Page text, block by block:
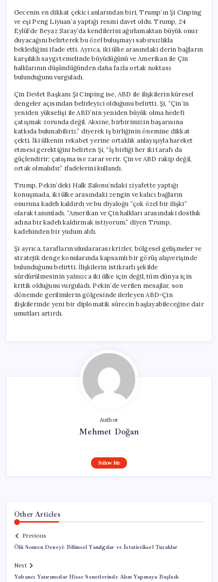
Gecenin en dikkat çekici anlarından biri, Trump’ın Şi Cinping
ve eşi Peng Liyuan’a yaptığı resmi davet oldu. Trump, 24
Eylül’de Beyaz Saray’da kendilerini ağırlamaktan büyük onur
duyacağını belirterek bu özel buluşmayı sabırsızlıkla
beklediğini ifade etti. Ayrıca, iki ülke arasındaki derin bağların
karşılıklı saygı temelinde büyüdüğünü ve Amerikan ile Çin
halklarının düşündüğünden daha fazla ortak noktası
bulunduğunu vurguladı.
Çin Devlet Başkanı Şi Cinping ise, ABD ile ilişkilerin küresel
dengeler açısından belirleyici olduğunu belirtti. Şi, “Çin’in
yeniden yükselişi ile ABD’nin yeniden büyük olma hedefi
çatışmak zorunda değil. Aksine, birbirimizin başarısına
katkıda bulunabiliriz.” diyerek iş birliğinin önemine dikkat
çekti. İki ülkenin rekabet yerine ortaklık anlayışıyla hareket
etmesi gerektiğini belirten Şi, “İş birliği her iki tarafı da
güçlendirir; çatışma ise zarar verir. Çin ve ABD rakip değil,
ortak olmalıdır.” ifadelerini kullandı.
Trump, Pekin’deki Halk Salonu’ndaki ziyafette yaptığı
konuşmada, iki ülke arasındaki zengin ve kalıcı bağların
onuruna kadeh kaldırdı ve bu diyaloğu “çok özel bir ilişki”
olarak tanımladı. “Amerikan ve Çin halkları arasındaki dostluk
adına bir kadeh kaldırmak istiyorum.” diyen Trump,
kadehinden bir yudum aldı.
Şi ayrıca, tarafların uluslararası krizler, bölgesel gelişmeler ve
stratejik denge konularında kapsamlı bir görüş alışverişinde
bulunduğunu belirtti. İlişkilerin istikrarlı şekilde
sürdürülmesinin yalnızca iki ülke için değil, tüm dünya için
kritik olduğunu vurguladı. Pekin’de verilen mesajlar, son
dönemde gerilimlerin gölgesinde ilerleyen ABD-Çin
ilişkilerinde yeni bir diplomatik sürecin başlayabileceğine dair
umutları artırdı.
Author
Mehmet Doğan
Follow Me
Other Articles
Previous
Ölü Somon Deneyi: Bilimsel Yanılgılar ve İstatistiksel Tuzaklar
Next
Yabancı Yatırımcılar Hisse Senetlerinde Alım Yapmaya Başladı